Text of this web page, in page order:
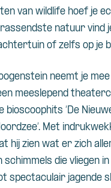
van wildlife hoef je
natuur vind
of zelfs op je
neemt je mee
meeslepend
bioscoophits ‘De
Met
hij zien wat er zich
schimmels die vliegen
spectaculair jagende